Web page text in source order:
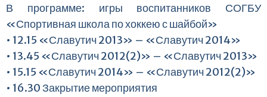
В программе: игры воспитанников СОГБУ
«Спортивная школа по хоккею с шайбой»
• 12.15 «Славутич 2013» – «Славутич 2014»
• 13.45 «Славутич 2012(2)» – «Славутич 2013»
• 15.15 «Славутич 2014» – «Славутич 2012(2)»
• 16.30 Закрытие мероприятия